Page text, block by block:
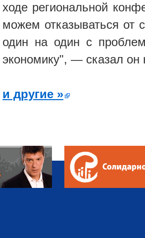
ходе региональной
можем отказываться от
один на один с
экономику", — сказал
и другие »